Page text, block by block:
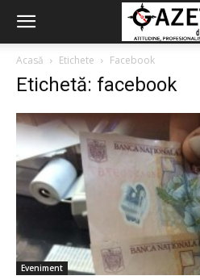
Acasă Etichete Facebook
Etichetă: facebook
Eveniment